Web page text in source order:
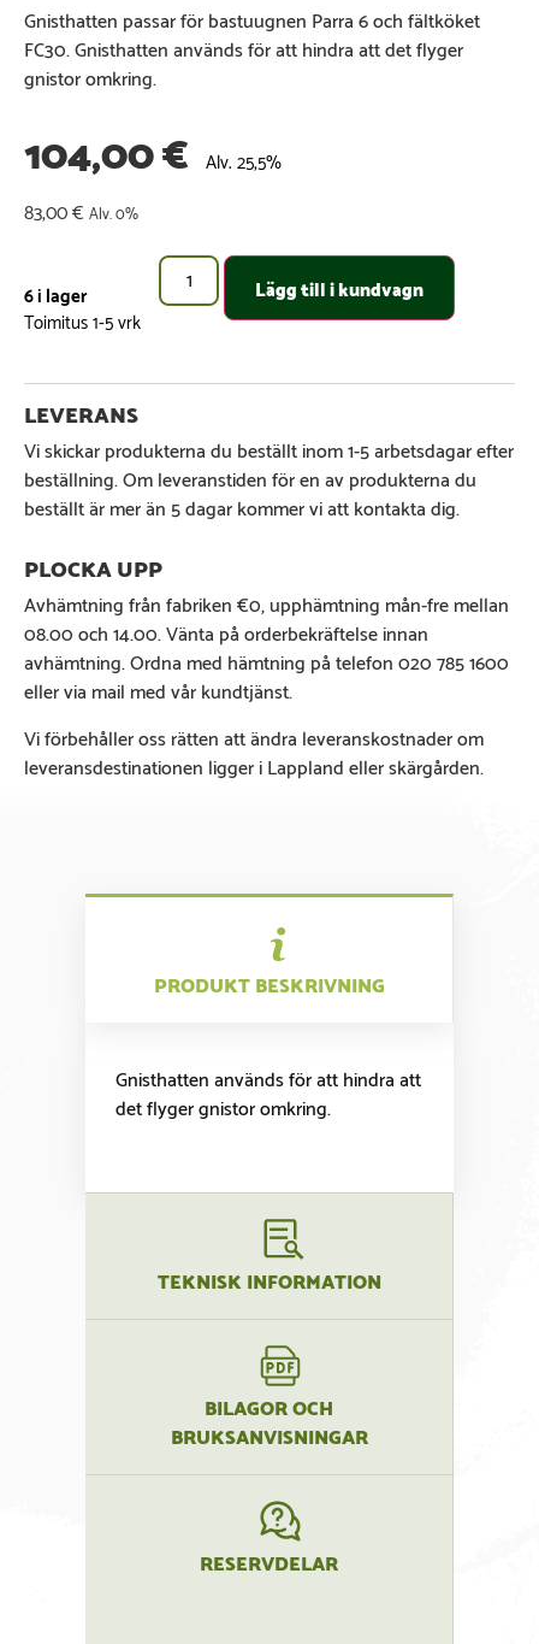
Gnisthatten passar för bastuugnen Parra 6 och fältköket
FC30. Gnisthatten används för att hindra att det flyger
gnistor omkring.
104,00€ Alv. 25,5%
83,00€ Alv. 0%
6 i lager Lägg till i kundvagn
Vi skickar produkterna du beställt inom 1-5 arbetsdagar efter
beställning. Om leveranstiden för en av produkterna du
beställt är mer än 5 dagar kommer vi att kontakta dig.
Avhämtning från fabriken €0, upphämtning mån-fre mellan
08.00 och 14.00. Vänta på orderbekräftelse innan
avhämtning. Ordna med hämtning på telefon 020 785 1600
eller via mail med vår kundtjänst.
Vi förbehåller oss rätten att ändra leveranskostnader om
leveransdestinationen ligger i Lappland eller skärgården.
PRODUKT BESKRIVNING
Gnisthatten används för att hindra att
det flyger gnistor omkring.
TEKNISK INFORMATION
BILAGOR OCH
BRUKSANVISNINGAR
RESERVDELAR